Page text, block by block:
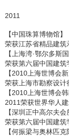
2011
【中国珠算博物馆】
荣获江苏省精品建筑
【上海湾·鄂尔多斯
荣获第六届中国建筑
【2010上海世博会
荣获上海市勘察设计
【2010上海世博会
2011荣获世界华人
【深圳正中高尔夫会
荣获第六届中国建筑
【何振梁与奥林匹克